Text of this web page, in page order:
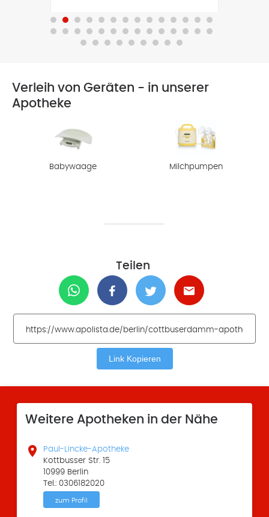
Verleih von Geräten - in unserer
Apotheke
Babywaage Milchpumpen
Teilen
Link Kopieren
Weitere Apotheken in der Nähe

Paul-Lincke-Apotheke
Kottbusser Str. 15
10999 Berlin
Tel.: 0306182020
zum Profil